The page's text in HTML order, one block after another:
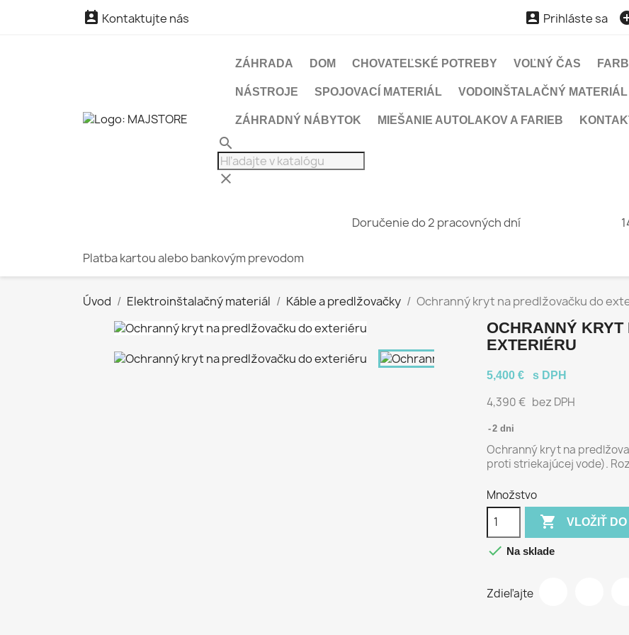
 Kontaktujte nás  Prihláste sa
ZÁHRADA DOM CHOVATEĽSKÉ POTREBY VOĽNÝ ČAS
NÁSTROJE SPOJOVACÍ MATERIÁL VODOINŠTALAČNÝ MATERIÁL
ZÁHRADNÝ NÁBYTOK MIEŠANIE AUTOLAKOV A FARIEB
search
clear
Platba kartou alebo bankovým prevodom
Doručenie do 2 pracovných dní
Úvod Elektroinštalačný materiál Káble a predlžovačky Ochranný kryt na predlžovačku do
OCHRANNÝ
EXTERIÉRU
5,400 € s DPH
4,390 € bez DPH
2 dni
Ochranný kryt na
proti striekajúcej vode).
Množstvo
 VLOŽIŤ
 Na sklade
Zdieľajte